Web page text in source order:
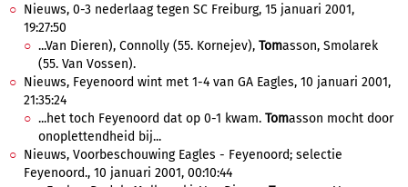
Nieuws, 0-3 nederlaag tegen SC Freiburg, 15 januari 2001,
19:27:50
...Van Dieren), Connolly (55. Kornejev), Tomasson, Smolarek
(55. Van Vossen).
Nieuws, Feyenoord wint met 1-4 van GA Eagles, 10 januari 2001,
21:35:24
...het toch Feyenoord dat op 0-1 kwam. Tomasson mocht door
onoplettendheid bij...
Nieuws, Voorbeschouwing Eagles - Feyenoord; selectie
Feyenoord., 10 januari 2001, 00:10:44